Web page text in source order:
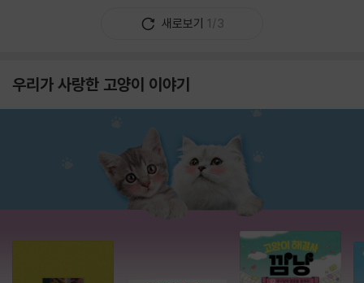
새로보기 1/3
우리가 사랑한 고양이 이야기